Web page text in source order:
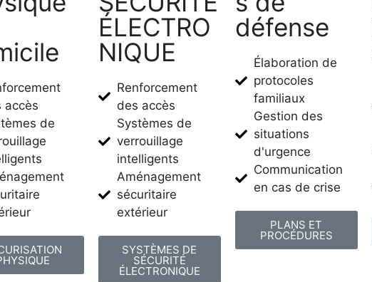
accès
de
ÉLECTRO
NIQUE​
Renforcement
des accès
Systèmes de
verrouillage
intelligents
Aménagement
sécuritaire
extérieur
SYSTÈMES DE
SÉCURITÉ
ÉLECTRONIQUE
défense
Élaboration de
protocoles
familiaux
Gestion des
situations
d'urgence
Communication
en cas de crise
PLANS ET
PROCÉDURES